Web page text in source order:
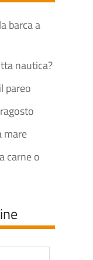
barca a
nautica?
pareo
mare
carne o